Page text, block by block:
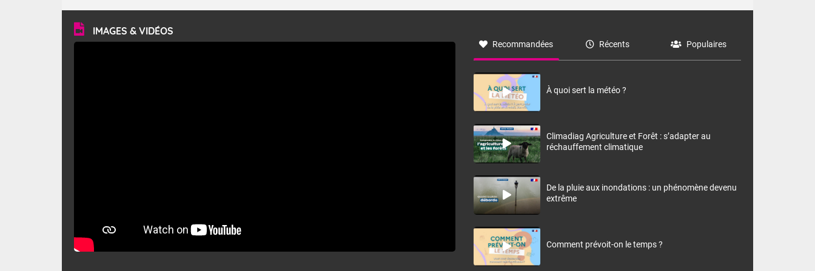
vitesse moyenne de 50 km/h et atteindre 80 à 100 km/h
en rafales, parfois davantage. Il parcourt la basse vallée
du Rhône et la Provence et envahit le littoral
méditerranéen à partir de la Camargue.
à nord-ouest, dans un secteur qui part du Roussillon à la
monts, en allusion aux régions montagneuses d’où
IMAGES & VIDÉOS
Recommandées Récents Populaires
À quoi sert la météo ?
Climadiag Agriculture et Forêt : s’adapter au
réchauffement climatique
De la pluie aux inondations : un phénomène devenu
extrême
Comment prévoit-on le temps ?